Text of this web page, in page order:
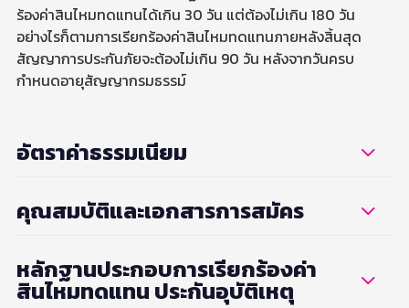
ร้องค่าสินไหมทดแทนได้เกิน 30 วัน แต่ต้องไม่เกิน 180 วัน
อย่างไรก็ตามการเรียกร้องค่าสินไหมทดแทนภายหลังสิ้นสุด
สัญญาการประกันภัยจะต้องไม่เกิน 90 วัน หลังจากวันครบ
กำหนดอายุสัญญากรมธรรม์
อัตราค่าธรรมเนียม
คุณสมบัติและเอกสารการสมัคร
หลักฐานประกอบการเรียกร้องค่า
สินไหมทดแทน ประกันอุบัติเหตุ